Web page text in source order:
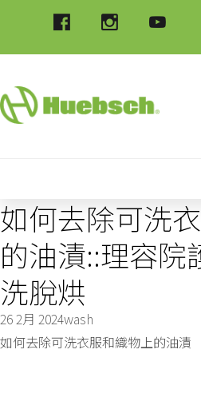
如何去除可洗
的油漬::理容院
洗脫烘
26 2月 2024wash
如何去除可洗衣服和織物上的油漬